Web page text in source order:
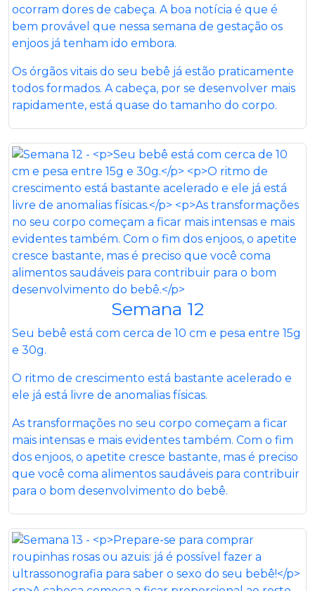
ocorram dores de cabeça. A boa notícia é que é
bem provável que nessa semana de gestação os
enjoos já tenham ido embora.
Os órgãos vitais do seu bebê já estão praticamente
todos formados. A cabeça, por se desenvolver mais
rapidamente, está quase do tamanho do corpo.
Semana 12
Seu bebê está com cerca de 10 cm e pesa entre 15g
e 30g.
O ritmo de crescimento está bastante acelerado e
ele já está livre de anomalias físicas.
As transformações no seu corpo começam a ficar
mais intensas e mais evidentes também. Com o fim
dos enjoos, o apetite cresce bastante, mas é preciso
que você coma alimentos saudáveis para contribuir
para o bom desenvolvimento do bebê.